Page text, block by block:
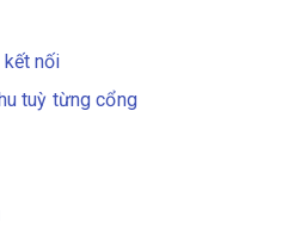
nối
tuỳ từng cổng